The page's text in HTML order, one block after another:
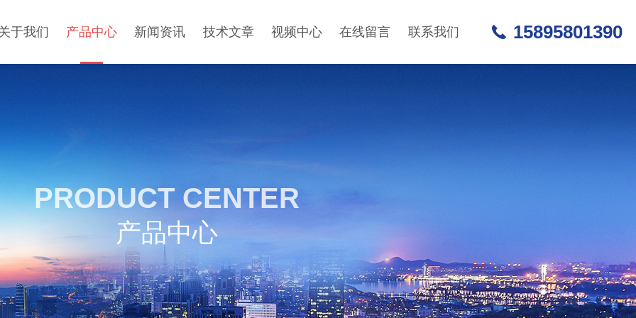
于我们 产品中心 新闻资讯 技术文章 视频中心 在线留言 联系我们 15895801390
PRODUCT CENTER
产品中心